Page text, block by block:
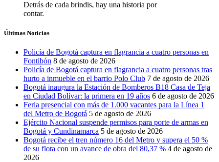
Detrás de cada brindis, hay una historia por
contar.
Últimas Noticias
Policía de Bogotá captura en flagrancia a cuatro personas en
Fontibón 8 de agosto de 2026
Policía de Bogotá captura en flagrancia a cuatro personas tras
hurto a inmueble en el barrio Polo Club 7 de agosto de 2026
Bogotá inaugura la Estación de Bomberos B18 Casa de Teja
en Ciudad Bolívar: la primera en 19 años 6 de agosto de 2026
Feria presencial con más de 1.000 vacantes para la Línea 1
del Metro de Bogotá 5 de agosto de 2026
Ejército Nacional suspende permisos para porte de armas en
Bogotá y Cundinamarca 5 de agosto de 2026
Bogotá recibe el tren número 16 del Metro y supera el 50 %
de su flota con un avance de obra del 80,37 % 4 de agosto de
2026